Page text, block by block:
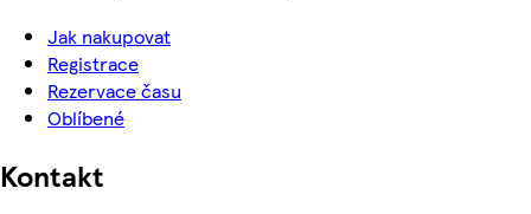
Jak nakupovat
Registrace
Rezervace času
Oblíbené
Kontakt